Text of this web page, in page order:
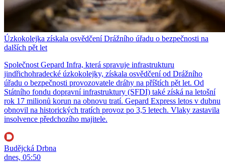
Úzkokolejka získala osvědčení Drážního úřadu o bezpečnosti na
dalších pět let
Společnost Gepard Infra, která spravuje infrastrukturu
jindřichohradecké úzkokolejky, získala osvědčení od Drážního
úřadu o bezpečnosti provozovatele dráhy na příštích pět let. Od
Státního fondu dopravní infrastruktury (SFDI) také získá na letošní
rok 17 milionů korun na obnovu tratí. Gepard Express letos v dubnu
obnovil na historických tratích provoz po 3,5 letech. Vlaky zastavila
insolvence předchozího majitele.
Budějcká Drbna
dnes, 05:50